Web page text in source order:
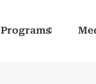
Programs